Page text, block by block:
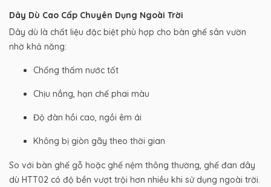
Dây Dù Cao Cấp Chuyên Dụng Ngoài Trời
Dây dù là chất liệu đặc biệt phù hợp cho bàn ghế sân vườn
nhờ khả năng:
Chống thấm nước tốt
Chịu nắng, hạn chế phai màu
Độ đàn hồi cao, ngồi êm ái
Không bị giòn gãy theo thời gian
So với bàn ghế gỗ hoặc ghế nệm thông thường, ghế đan dây
dù HTT02 có độ bền vượt trội hơn nhiều khi sử dụng ngoài trời.